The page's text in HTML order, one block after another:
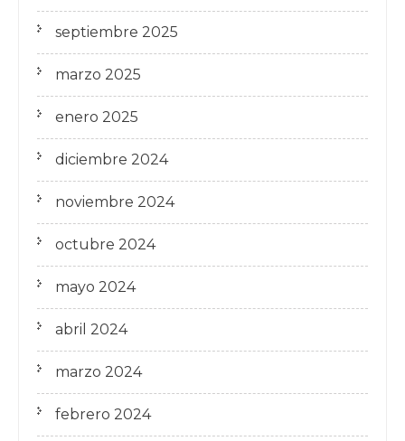
septiembre 2025
marzo 2025
enero 2025
diciembre 2024
noviembre 2024
octubre 2024
mayo 2024
abril 2024
marzo 2024
febrero 2024